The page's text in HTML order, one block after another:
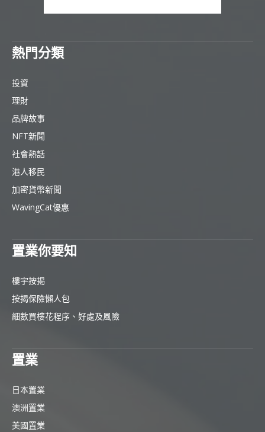
熱門分類
投資
理財
品牌故事
NFT新聞
社會熱話
港人移民
加密貨幣新聞
WavingCat優惠
置業你要知
樓宇按揭
按揭保險懶人包
細數買樓花程序、好處及風險
置業
日本置業
澳洲置業
美國置業